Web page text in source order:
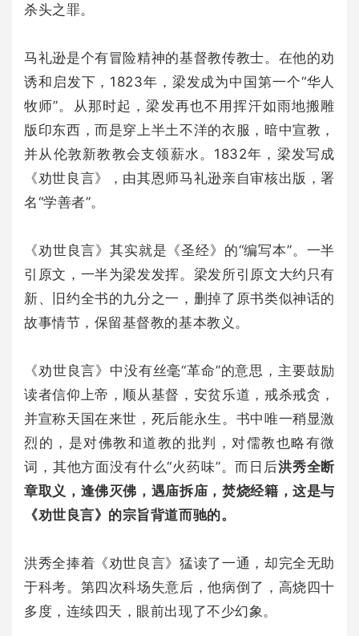
杀头之罪。
马礼逊是个有冒险精神的基督教传教士。在他的劝
诱和启发下，1823年，梁发成为中国第一个“华人
牧师”。从那时起，梁发再也不用挥汗如雨地搬雕
版印东西，而是穿上半土不洋的衣服，暗中宣教，
并从伦敦新教教会支领薪水。1832年，梁发写成
《劝世良言》，由其恩师马礼逊亲自审核出版，署
名“学善者”。
《劝世良言》其实就是《圣经》的“编写本”。一半
引原文，一半为梁发发挥。梁发所引原文大约只有
新、旧约全书的九分之一，删掉了原书类似神话的
故事情节，保留基督教的基本教义。
《劝世良言》中没有丝毫“革命”的意思，主要鼓励
读者信仰上帝，顺从基督，安贫乐道，戒杀戒贪，
并宣称天国在来世，死后能永生。书中唯一稍显激
烈的，是对佛教和道教的批判，对儒教也略有微
词，其他方面没有什么“火药味”。而日后洪秀全断
章取义，逢佛灭佛，遇庙拆庙，焚烧经籍，这是与
《劝世良言》的宗旨背道而驰的。
洪秀全捧着《劝世良言》猛读了一通，却完全无助
于科考。第四次科场失意后，他病倒了，高烧四十
多度，连续四天，眼前出现了不少幻象。